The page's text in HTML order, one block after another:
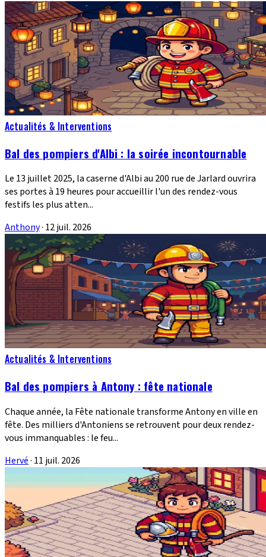
Actualités & Interventions
Bal des pompiers d'Albi : la soirée incontournable
Le 13 juillet 2025, la caserne d'Albi au 200 rue de Jarlard ouvrira
ses portes à 19 heures pour accueillir l'un des rendez-vous
festifs les plus atten...
Anthony· 12 juil. 2026
Actualités & Interventions
Bal des pompiers à Antony : fête nationale
Chaque année, la Fête nationale transforme Antony en ville en
fête. Des milliers d'Antoniens se retrouvent pour deux rendez-
vous immanquables : le feu...
Hervé· 11 juil. 2026